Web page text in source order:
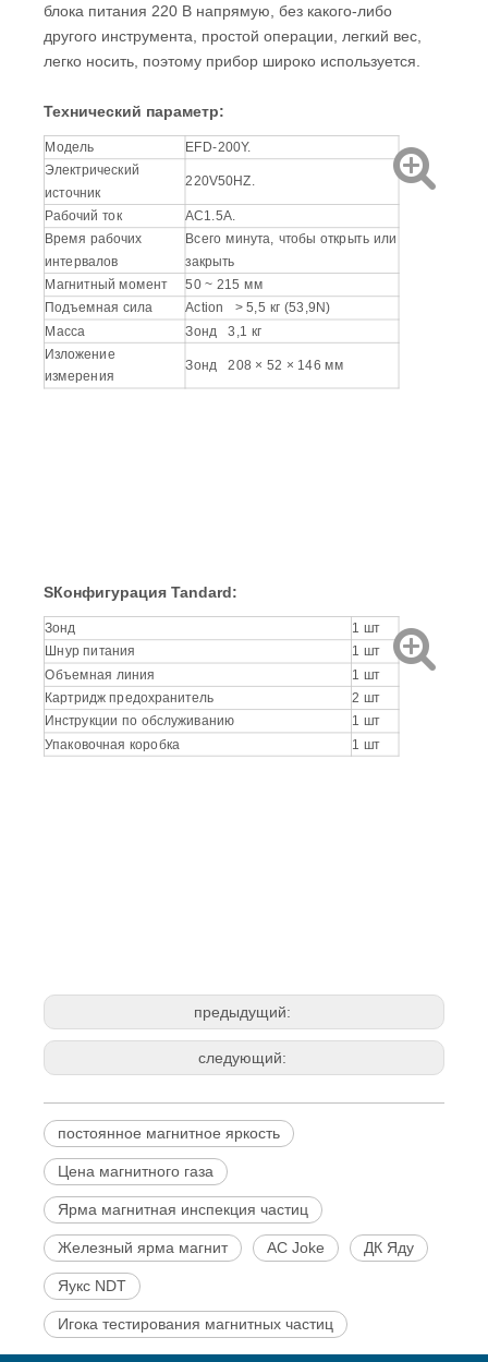
блока питания 220 В напрямую, без какого-либо
другого инструмента, простой операции, легкий вес,
легко носить, поэтому прибор широко используется.
Технический параметр:
Модель
EFD-200Y.
Электрический
источник
220V50HZ.
Рабочий ток
AC1.5A.
Время рабочих
интервалов
Всего минута, чтобы открыть или
закрыть
Магнитный момент
50 ~ 215 мм
Подъемная сила
Action > 5,5 кг (53,9N)
Масса
Зонд 3,1 кг
Изложение
измерения
Зонд 208 × 52 × 146 мм
SКонфигурация Tandard:
Зонд
1 шт
Шнур питания
1 шт
Объемная линия
1 шт
Картридж предохранитель
2 шт
Инструкции по обслуживанию
1 шт
Упаковочная коробка 1 шт
предыдущий:
следующий:
постоянное магнитное яркость
Цена магнитного газа
Ярма магнитная инспекция частиц
Железный ярма магнит AC Joke ДК Яду
Яукс NDT
Игока тестирования магнитных частиц